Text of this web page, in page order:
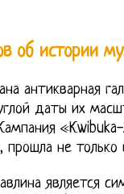
об истории
антикварная
даты их
прошла не только
является